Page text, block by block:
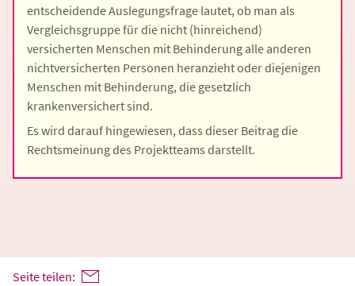
entscheidende Auslegungsfrage lautet, ob man als
Vergleichsgruppe für die nicht (hinreichend)
versicherten Menschen mit Behinderung alle anderen
nichtversicherten Personen heranzieht oder diejenigen
Menschen mit Behinderung, die gesetzlich
krankenversichert sind.
Es wird darauf hingewiesen, dass dieser Beitrag die
Rechtsmeinung des Projektteams darstellt.
Seite teilen: